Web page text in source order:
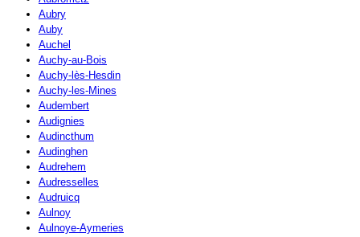
Aubry
Auby
Auchel
Auchy-au-Bois
Auchy-lès-Hesdin
Auchy-les-Mines
Audembert
Audignies
Audincthum
Audinghen
Audrehem
Audresselles
Audruicq
Aulnoy
Aulnoye-Aymeries